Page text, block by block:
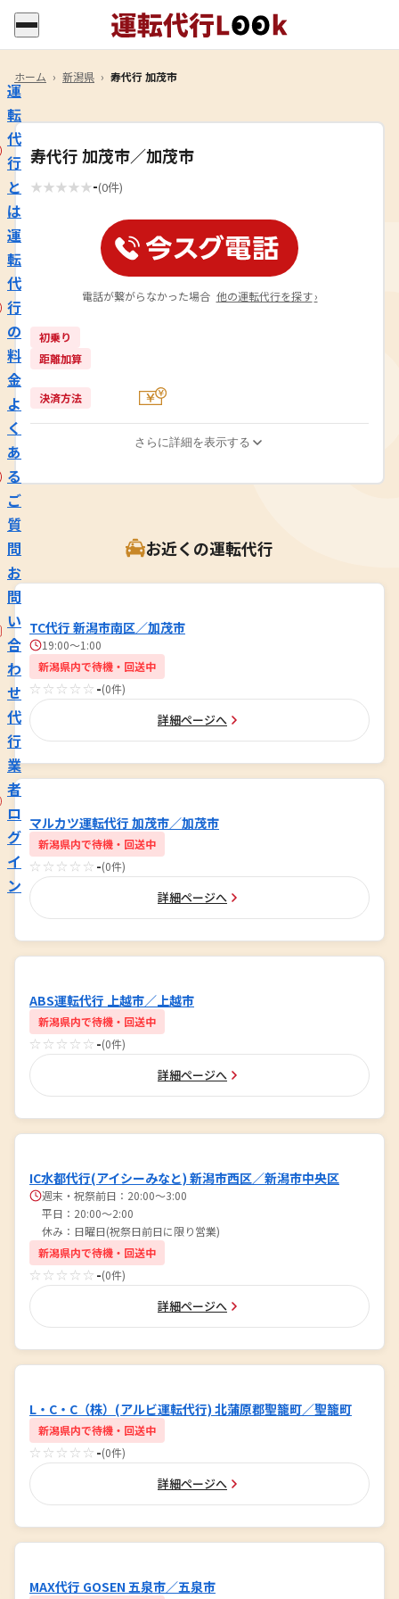
運
転
代
行
と
は
運
転
代
行
の
料
金
よ
く
あ
る
ご
質
問
お
問
い
合
わ
せ
代
行
業
者
ロ
グ
イ
ン
ホーム › 新潟県 › 寿代行 加茂市
寿代行 加茂市／加茂市
★★★★★-(0件)
電話が繋がらなかった場合 他の運転代行を探す ›
初乗り
距離加算
決済方法
さらに詳細を表示する
お近くの運転代行
TC代行 新潟市南区／加茂市
19:00～1:00
新潟県内で待機・回送中
☆☆☆☆☆ -(0件)
詳細ページへ
マルカツ運転代行 加茂市／加茂市
新潟県内で待機・回送中
☆☆☆☆☆ -(0件)
詳細ページへ
ABS運転代行 上越市／上越市
新潟県内で待機・回送中
☆☆☆☆☆ -(0件)
詳細ページへ
IC水都代行(アイシーみなと) 新潟市西区／新潟市中央区
週末・祝祭前日：20:00～3:00
平日：20:00～2:00
休み：日曜日(祝祭日前日に限り営業)
新潟県内で待機・回送中
☆☆☆☆☆ -(0件)
詳細ページへ
L・C・C（株）(アルビ運転代行) 北蒲原郡聖籠町／聖籠町
新潟県内で待機・回送中
☆☆☆☆☆ -(0件)
詳細ページへ
MAX代行 GOSEN 五泉市／五泉市